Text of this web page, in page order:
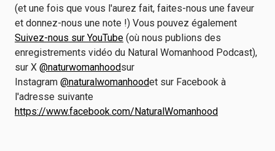
(et une fois que vous l'aurez fait, faites-nous une faveur
et donnez-nous une note !) Vous pouvez également
Suivez-nous sur YouTube (où nous publions des
enregistrements vidéo du Natural Womanhood Podcast),
sur X @naturwomanhoodsur
Instagram @naturalwomanhoodet sur Facebook à
l'adresse suivante
https://www.facebook.com/NaturalWomanhood